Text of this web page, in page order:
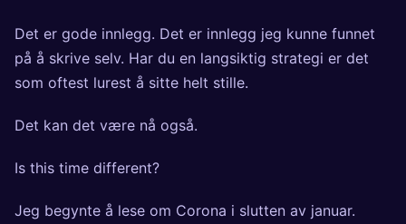
Det er gode innlegg. Det er innlegg jeg kunne funnet
på å skrive selv. Har du en langsiktig strategi er det
som oftest lurest å sitte helt stille.
Det kan det være nå også.
Is this time different?
Jeg begynte å lese om Corona i slutten av januar.